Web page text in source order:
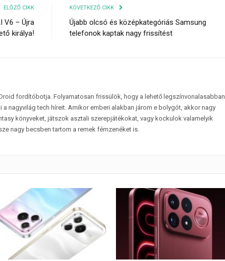
ELŐZŐ CIKK
V6 – Újra
királya!
KÖVETKEZŐ CIKK
Újabb olcsó és középkategóriás Samsung
telefonok kaptak nagy frissítést
fordítóbotja. Folyamatosan frissülök, hogy a lehető legszínvonalasabban
a nagyvilág tech híreit. Amikor emberi alakban járom e bolygót, akkor nagy
könyveket, játszok asztali szerepjátékokat, vagy kockulok valamelyik
nagy becsben tartom a remek fémzenéket is.